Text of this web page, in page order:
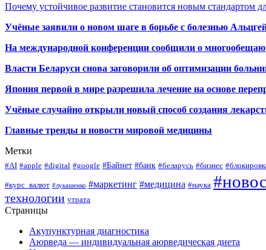
Почему устойчивое развитие становится новым стандартом
Учёные заявили о новом шаге в борьбе с болезнью
На международной конференции сообщили о
Власти Беларуси снова заговорили об оптимизации
Япония первой в мире разрешила лечение на основе
Учёные случайно открыли новый способ создания
Главные тренды и новости мировой медицины
Метки
#AI #apple #digital #google #Байнет #банк #беларусь #бизнес
#курс_валют #лукашенко #маркетинг #медицина #наука
технологии утрата
Страницы
Акупунктурная диагностика
Аюрведа — индивидуальная аюрведическая диета